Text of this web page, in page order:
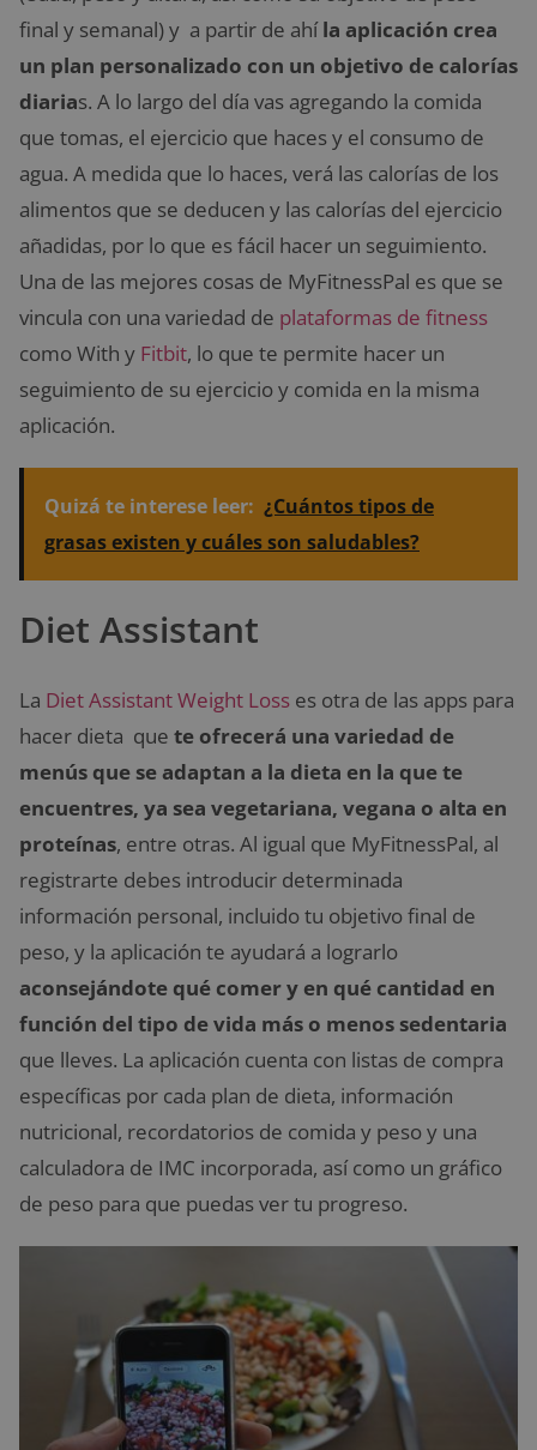
final y semanal) y a partir de ahíla aplicación crea
un plan personalizado con un objetivo de calorías
diarias. A lo largo del día vas agregando la comida
que tomas, el ejercicio que haces y el consumo de
agua. A medida que lo haces, verá las calorías de los
alimentos que se deducen y las calorías del ejercicio
añadidas, por lo que es fácil hacer un seguimiento.
Una de las mejores cosas de MyFitnessPal es que se
vincula con una variedad de plataformas de fitness
como With y Fitbit, lo que te permite hacer un
seguimiento de su ejercicio y comida en la misma
aplicación.
Quizá te interese leer: ¿Cuántos tipos de
grasas existen y cuáles son saludables?
Diet Assistant
La Diet Assistant Weight Loss es otra de las apps para
hacer dieta que te ofrecerá una variedad de
menús que se adaptan a la dieta en la que te
encuentres, ya sea vegetariana, vegana o alta en
proteínas, entre otras. Al igual que MyFitnessPal, al
registrarte debes introducir determinada
información personal, incluido tu objetivo final de
peso, y la aplicación te ayudará a lograrlo
aconsejándote qué comer y en qué cantidad en
función del tipo de vida más o menos sedentaria
que lleves. La aplicación cuenta con listas de compra
específicas por cada plan de dieta, información
nutricional, recordatorios de comida y peso y una
calculadora de IMC incorporada, así como un gráfico
de peso para que puedas ver tu progreso.